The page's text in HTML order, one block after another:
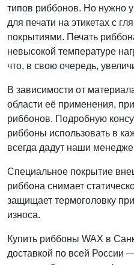
типов риббонов. Но нужно
для печати на этикетах с
покрытиями. Печать
невысокой температуре
что, в свою очередь,
В зависимости от
области её применения,
риббонов. Подробную
риббоны использовать в
всегда дадут наши
Специальное покрытие
риббона снимает
защищает термоголовку
износа.
Купить риббоны WAX в
доставкой по всей России